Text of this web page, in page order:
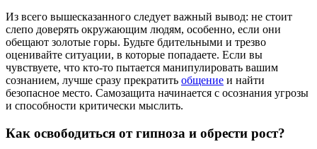
Из всего вышесказанного следует важный вывод: не стоит
слепо доверять окружающим людям, особенно, если они
обещают золотые горы. Будьте бдительными и трезво
оценивайте ситуации, в которые попадаете. Если вы
чувствуете, что кто-то пытается манипулировать вашим
сознанием, лучше сразу прекратить общение и найти
безопасное место. Самозащита начинается с осознания угрозы
и способности критически мыслить.
Как освободиться от гипноза и обрести рост?